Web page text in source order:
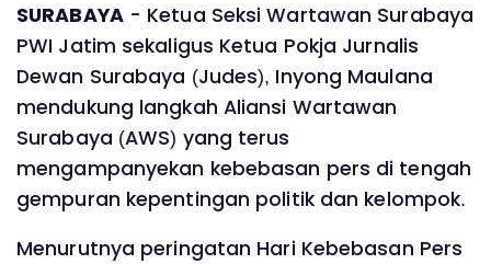
SURABAYA- Ketua Seksi Wartawan Surabaya
PWI Jatim sekaligus Ketua Pokja Jurnalis
Dewan Surabaya (Judes), Inyong Maulana
mendukung langkah Aliansi Wartawan
Surabaya (AWS) yang terus
mengampanyekan kebebasan pers di tengah
gempuran kepentingan politik dan kelompok.
Menurutnya peringatan Hari Kebebasan Pers